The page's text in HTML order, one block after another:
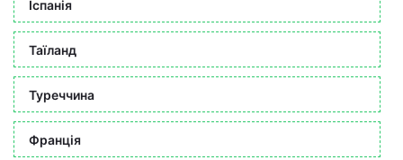
Іспанія
Таїланд
Туреччина
Франція